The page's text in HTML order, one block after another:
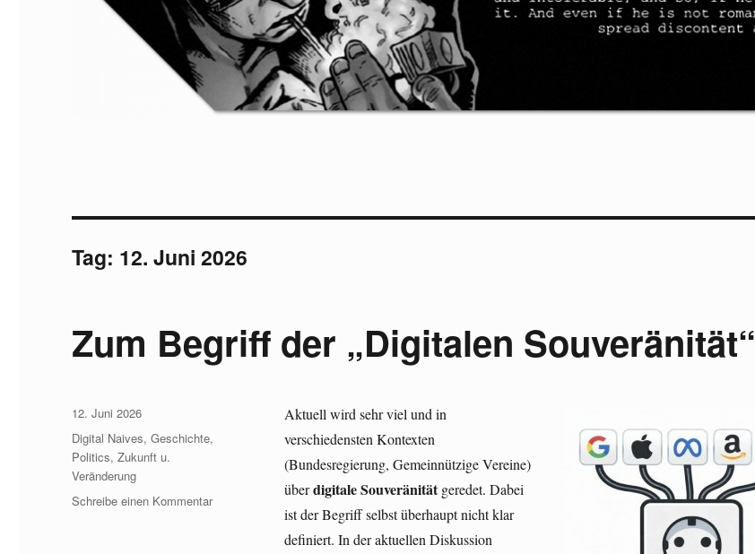
Tag: 12. Juni 2026
Zum Begriff der „Digitalen Souveränität“
Aktuell wird sehr viel und in
verschiedensten Kontexten
(Bundesregierung, Gemeinnützige Vereine)
überdigitale Souveränitätgeredet. Dabei
ist der Begriff selbst überhaupt nicht klar
definiert. In der aktuellen Diskussion
Veröffentlicht
am
12. Juni 2026
Kategorien
Digital Naives,Geschichte,
Politics,Zukunft u.
Veränderung
Schreibe einen Kommentarzu